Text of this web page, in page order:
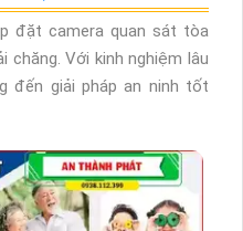
đặt camera quan sát tòa
chăng. Với kinh nghiệm lâu
đến giải pháp an ninh tốt